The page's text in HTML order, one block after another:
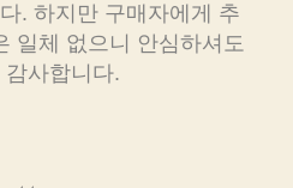
. 하지만 구매자에게 추
일체 없으니 안심하셔도
감사합니다.